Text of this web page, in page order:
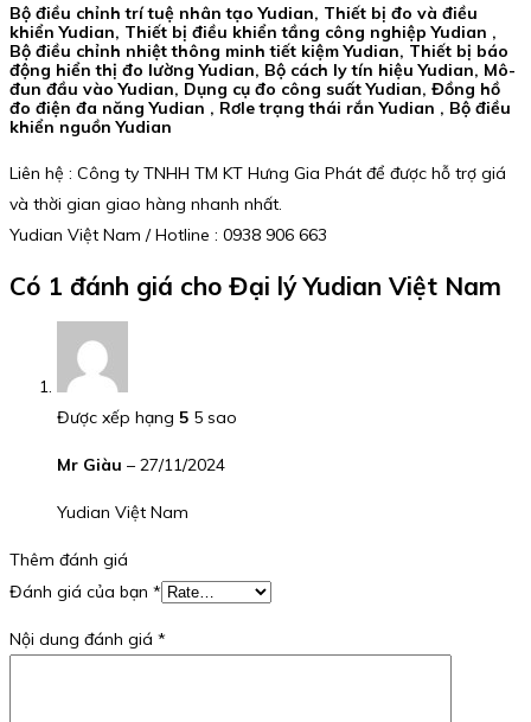
Bộ điều chỉnh trí tuệ nhân tạo Yudian, Thiết bị đo và điều
khiển Yudian, Thiết bị điều khiển tầng công nghiệp Yudian ,
Bộ điều chỉnh nhiệt thông minh tiết kiệm Yudian, Thiết bị báo
động hiển thị đo lường Yudian, Bộ cách ly tín hiệu Yudian, Mô-
đun đầu vào Yudian, Dụng cụ đo công suất Yudian, Đồng hồ
đo điện đa năng Yudian , Rơle trạng thái rắn Yudian , Bộ điều
khiển nguồn Yudian
Liên hệ : Công ty TNHH TM KT Hưng Gia Phát để được hỗ trợ giá
và thời gian giao hàng nhanh nhất.
Yudian Việt Nam / Hotline : 0938 906 663
Có 1 đánh giá cho Đại lý Yudian Việt Nam
Được xếp hạng 5 5 sao
Mr Giàu – 27/11/2024
Yudian Việt Nam
Thêm đánh giá
Đánh giá của bạn *
Nội dung đánh giá *